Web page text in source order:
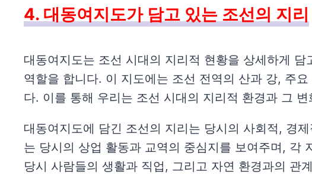
4. 대동여지도가 담고 있는 조선의 지리
대동여지도는 조선 시대의 지리적 현황을 상세하게
역할을 합니다. 이 지도에는 조선 전역의 산과 강, 주
다. 이를 통해 우리는 조선 시대의 지리적 환경과 그
대동여지도에 담긴 조선의 지리는 당시의 사회적, 경
는 당시의 상업 활동과 교역의 중심지를 보여주며, 각
당시 사람들의 생활과 직업, 그리고 자연 환경과의 관